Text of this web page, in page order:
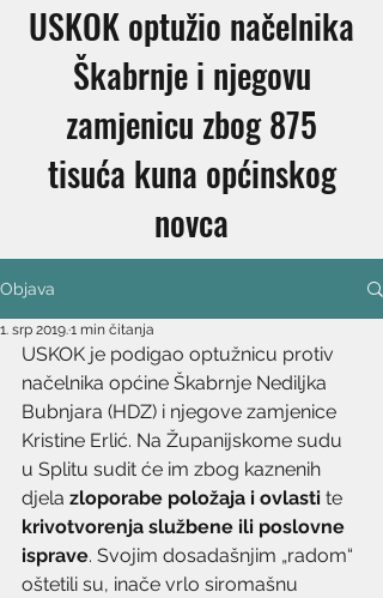
USKOK optužio načelnika
Škabrnje i njegovu
zamjenicu zbog 875
tisuća kuna općinskog
novca
Objava
1. srp 2019.1 min čitanja
USKOK je podigao optužnicu protiv
načelnika općine Škabrnje Nediljka
Bubnjara (HDZ) i njegove zamjenice
Kristine Erlić. Na Županijskome sudu
u Splitu sudit će im zbog kaznenih
djela zloporabe položaja i ovlasti te
krivotvorenja službene ili poslovne
isprave. Svojim dosadašnjim „radom“
oštetili su, inače vrlo siromašnu